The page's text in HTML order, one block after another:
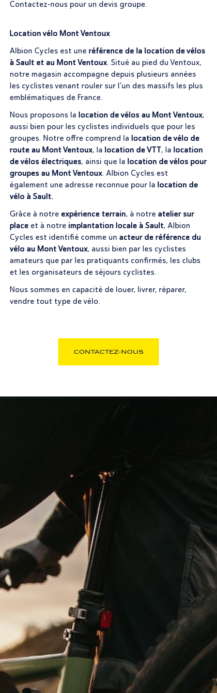
Contactez-nous pour un devis groupe.
Location vélo Mont Ventoux
Albion Cycles est une référence de la location de vélos
à Sault et au Mont Ventoux. Situé au pied du Ventoux,
notre magasin accompagne depuis plusieurs années
les cyclistes venant rouler sur l’un des massifs les plus
emblématiques de France.
Nous proposons la location de vélos au Mont Ventoux,
aussi bien pour les cyclistes individuels que pour les
groupes. Notre offre comprend la location de vélo de
route au Mont Ventoux, la location de VTT, la location
de vélos électriques, ainsi que la location de vélos pour
groupes au Mont Ventoux. Albion Cycles est
également une adresse reconnue pour la location de
vélo à Sault.
Grâce à notre expérience terrain, à notre atelier sur
place et à notre implantation locale à Sault, Albion
Cycles est identifié comme un acteur de référence du
vélo au Mont Ventoux, aussi bien par les cyclistes
amateurs que par les pratiquants confirmés, les clubs
et les organisateurs de séjours cyclistes.
Nous sommes en capacité de louer, livrer, réparer,
vendre tout type de vélo.
CONTACTEZ-NOUS